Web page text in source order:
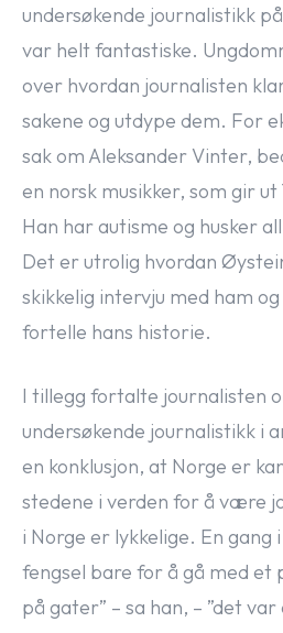
undersøkende journalistikk
var helt fantastiske.
over hvordan journalisten
sakene og utdype dem. For
sak om Aleksander Vinter,
en norsk musikker, som gir
Han har autisme og husker
Det er utrolig hvordan
skikkelig intervju med ham
fortelle hans historie.
I tillegg fortalte journalisten
undersøkende journalistikk i
en konklusjon, at Norge er
stedene i verden for å være
i Norge er lykkelige. En gang
fengsel bare for å gå med et
på gater” – sa han, – ”det